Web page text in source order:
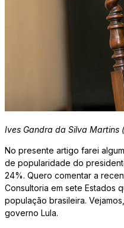
Ives Gandra da Silva Martins
No presente artigo farei
de popularidade do
24%. Quero comentar a
Consultoria em sete Estados
população brasileira.
governo Lula.